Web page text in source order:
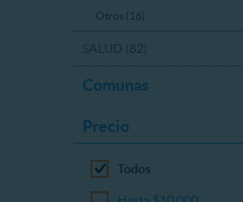
Otros (16)
Comunas
Precio
Todos